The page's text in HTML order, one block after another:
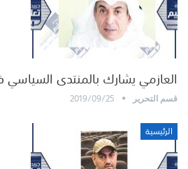
العازمي يشارك بالمنتدى
قسم التحرير 2019/09/25
الرئيسية